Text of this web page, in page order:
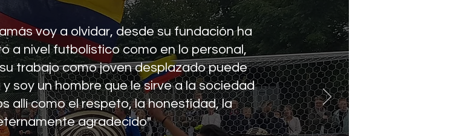
voy a olvidar, desde su fundación ha
a nivel futbolístico como en lo personal,
trabajo como joven desplazado puede
soy un hombre que le sirve a la sociedad
allí como el respeto, la honestidad, la
agradecido"